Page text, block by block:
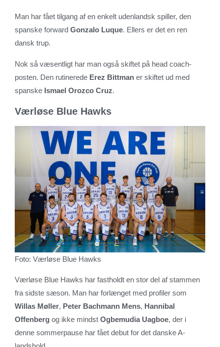
Man har fået tilgang af en enkelt udenlandsk spiller, den
spanske forward Gonzalo Luque. Ellers er det en ren
dansk trup.
Nok så væsentligt har man også skiftet på head coach-
posten. Den rutinerede Erez Bittman er skiftet ud med
spanske Ismael Orozco Cruz.
Værløse Blue Hawks
Foto: Værløse Blue Hawks
Værløse Blue Hawks har fastholdt en stor del af stammen
fra sidste sæson. Man har forlænget med profiler som
Willas Møller, Peter Bachmann Mens, Hannibal
Offenberg og ikke mindst Ogbemudia Uagboe, der i
denne sommerpause har fået debut for det danske A-